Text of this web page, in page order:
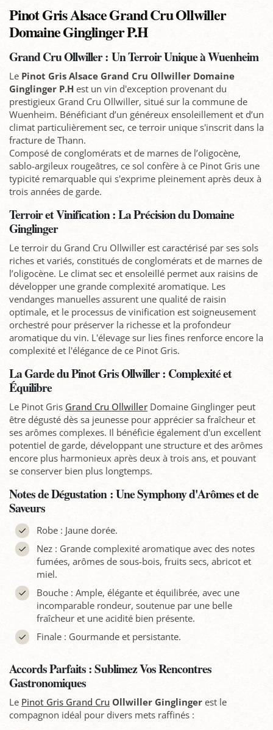
Pinot Gris Alsace Grand Cru Ollwiller
Domaine Ginglinger P.H
Grand Cru Ollwiller : Un Terroir Unique à Wuenheim
Le Pinot Gris Alsace Grand Cru Ollwiller Domaine
Ginglinger P.H est un vin d'exception provenant du
prestigieux Grand Cru Ollwiller, situé sur la commune de
Wuenheim. Bénéficiant d’un généreux ensoleillement et d’un
climat particulièrement sec, ce terroir unique s'inscrit dans la
fracture de Thann.
Composé de conglomérats et de marnes de l’oligocène,
sablo-argileux rougeâtres, ce sol confère à ce Pinot Gris une
typicité remarquable qui s'exprime pleinement après deux à
trois années de garde.
Terroir et Vinification : La Précision du Domaine
Ginglinger
Le terroir du Grand Cru Ollwiller est caractérisé par ses sols
riches et variés, constitués de conglomérats et de marnes de
l’oligocène. Le climat sec et ensoleillé permet aux raisins de
développer une grande complexité aromatique. Les
vendanges manuelles assurent une qualité de raisin
optimale, et le processus de vinification est soigneusement
orchestré pour préserver la richesse et la profondeur
aromatique du vin. L'élevage sur lies fines renforce encore la
complexité et l'élégance de ce Pinot Gris.
La Garde du Pinot Gris Ollwiller : Complexité et
Équilibre
Le Pinot Gris Grand Cru Ollwiller Domaine Ginglinger peut
être dégusté dès sa jeunesse pour apprécier sa fraîcheur et
ses arômes complexes. Il bénéficie également d'un excellent
potentiel de garde, développant une structure et des arômes
encore plus harmonieux après deux à trois ans, et pouvant
se conserver bien plus longtemps.
Notes de Dégustation : Une Symphony d'Arômes et de
Saveurs
Robe : Jaune dorée.
Nez : Grande complexité aromatique avec des notes
fumées, arômes de sous-bois, fruits secs, abricot et
miel.
Bouche : Ample, élégante et équilibrée, avec une
incomparable rondeur, soutenue par une belle
fraîcheur et une acidité bien présente.
Finale : Gourmande et persistante.
Accords Parfaits : Sublimez Vos Rencontres
Gastronomiques
Le Pinot Gris Grand Cru Ollwiller Ginglinger est le
compagnon idéal pour divers mets raffinés :